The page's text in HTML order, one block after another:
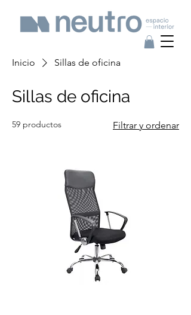
Inicio Sillas de oficina
Sillas de oficina
59 productos Filtrar y ordenar